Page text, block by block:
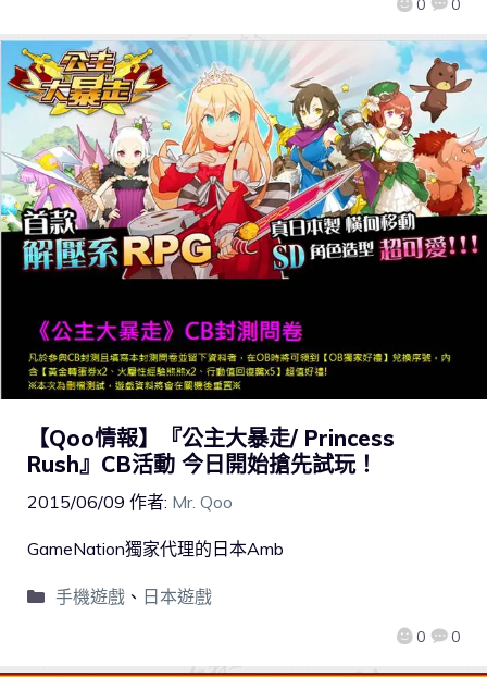
0 0
【Qoo情報】『公主大暴走/ Princess
Rush』CB活動 今日開始搶先試玩！
2015/06/09 作者: Mr. Qoo
0 0
GameNation獨家代理的日本Amb
手機遊戲、 日本遊戲